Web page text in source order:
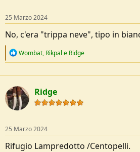
25 Marzo 2024
No, c'era "trippa neve", tipo in
R
c
t
i
o
n
:
Wombat, Rikpal e Ridge
Ridge
25 Marzo 2024
Rifugio Lampredotto /Centopelli.